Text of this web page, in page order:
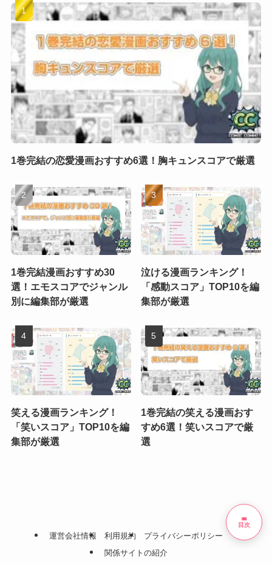
1巻完結の恋愛漫画おすすめ6選！胸キュンスコアで厳選
1巻完結漫画おすすめ30
選！エモスコアでジャンル
別に編集部が厳選
泣ける漫画ランキング！
「感動スコア」TOP10を編
集部が厳選
笑える漫画ランキング！
「笑いスコア」TOP10を編
集部が厳選
1巻完結の笑える漫画おす
すめ6選！笑いスコアで厳
選
運営会社情報 利用規約
プライバシーポリシー
関係サイトの紹介
list
目次